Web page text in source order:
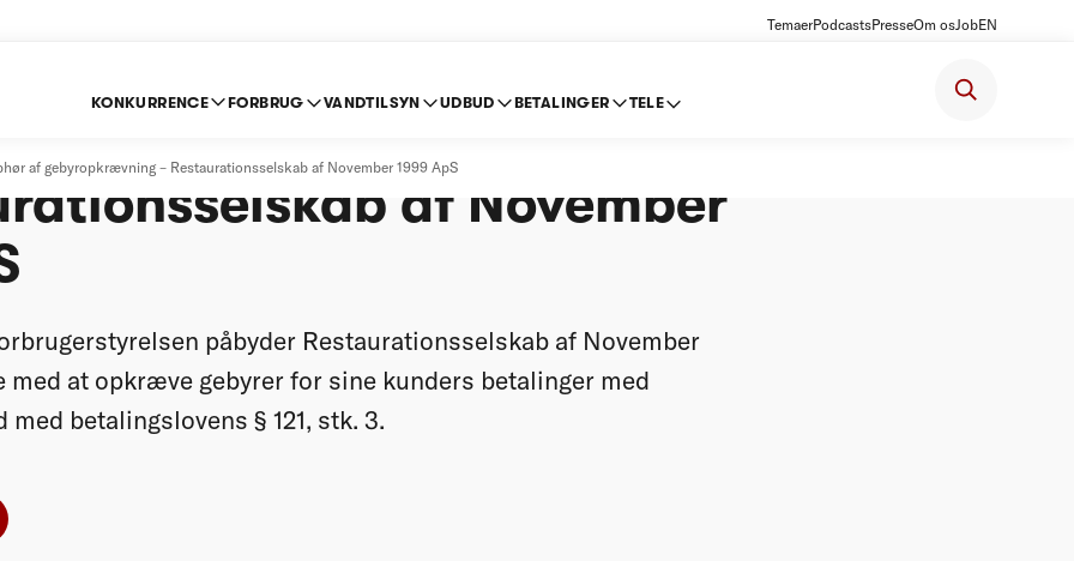
TemaerPodcastsPresseOm osJobEN
KONKURRENCE FORBRUG VANDTILSYN UDBUD BETALINGER TELE
af gebyropkrævning – Restaurationsselskab af November 1999 ApS
af November
påbyder Restaurationsselskab af November
med at opkræve gebyrer for sine kunders betalinger med
betalingslovens § 121, stk. 3.